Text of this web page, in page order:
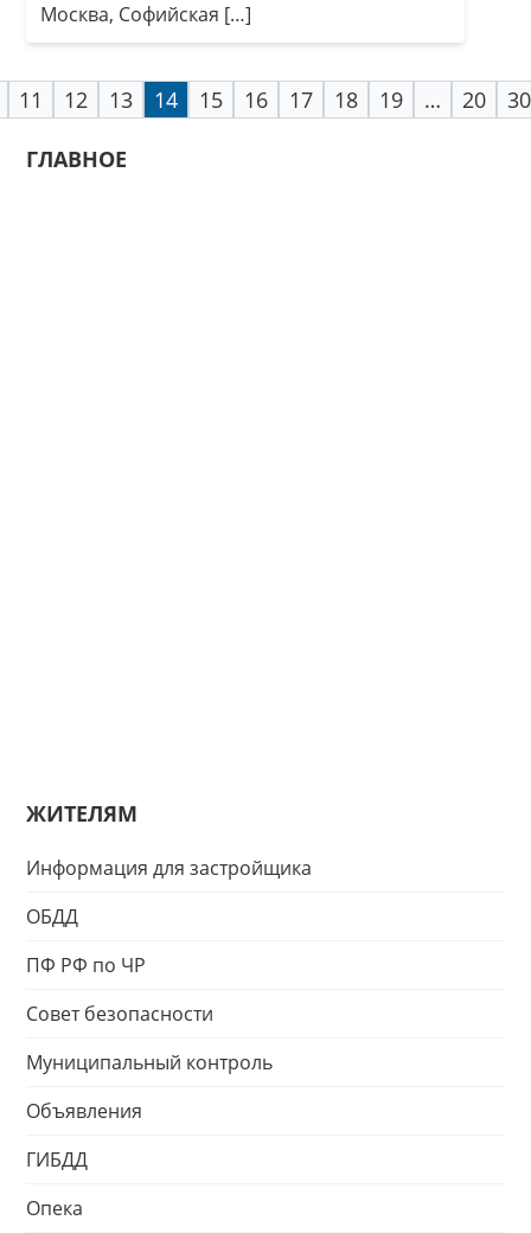
Москва, Софийская […]
11 12 13 14 15 16 17 18 19 … 20 30
ГЛАВНОЕ
ЖИТЕЛЯМ
Информация для застройщика
ОБДД
ПФ РФ по ЧР
Совет безопасности
Муниципальный контроль
Объявления
ГИБДД
Опека